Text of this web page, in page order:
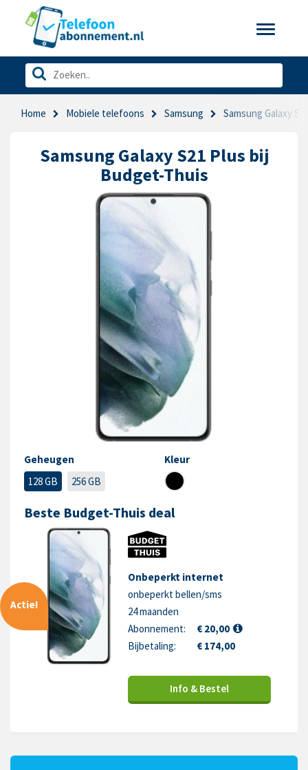
Toggle
Home Mobiele telefoons Samsung Samsung Galaxy
Samsung Galaxy S21 Plus bij
Budget-Thuis
Geheugen
128 GB
256 GB
Kleur
Beste Budget-Thuis deal
Actie!
Onbeperkt internet
onbeperkt bellen/sms
24 maanden
Abonnement:
€ 20,00
Bijbetaling:
€ 174,00
Info & Bestel